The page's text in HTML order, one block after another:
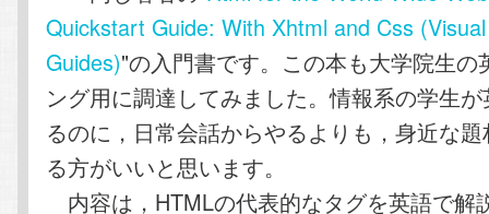
Quickstart Guide: With Xhtml and Css
Guides)"の入門書です。この本も大学院生の
ング用に調達してみました。情報系の学生
るのに，日常会話からやるよりも，身近な
る方がいいと思います。
内容は，HTMLの代表的なタグを英語で解